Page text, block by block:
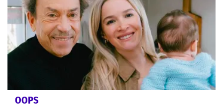
OOPS